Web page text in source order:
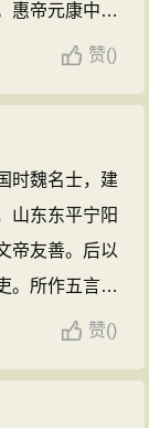
惠帝元康中出
司马伦篡位，
洛阳将没，携
六十余。与潘
潘”。今有
赞()
时魏名士，建
山东东平宁阳
帝友善。后以
。所作五言
朴，重名于
赞()